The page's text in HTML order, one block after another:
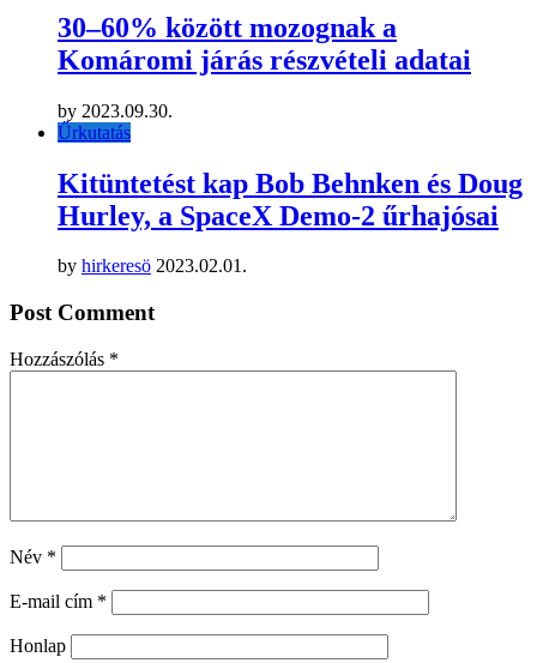
30–60% között mozognak a
Komáromi járás részvételi adatai
by 2023.09.30.
Űrkutatás
Kitüntetést kap Bob Behnken és Doug
Hurley, a SpaceX Demo-2 űrhajósai
by hirkeresö 2023.02.01.
Post Comment
Hozzászólás *
Név *
E-mail cím *
Honlap